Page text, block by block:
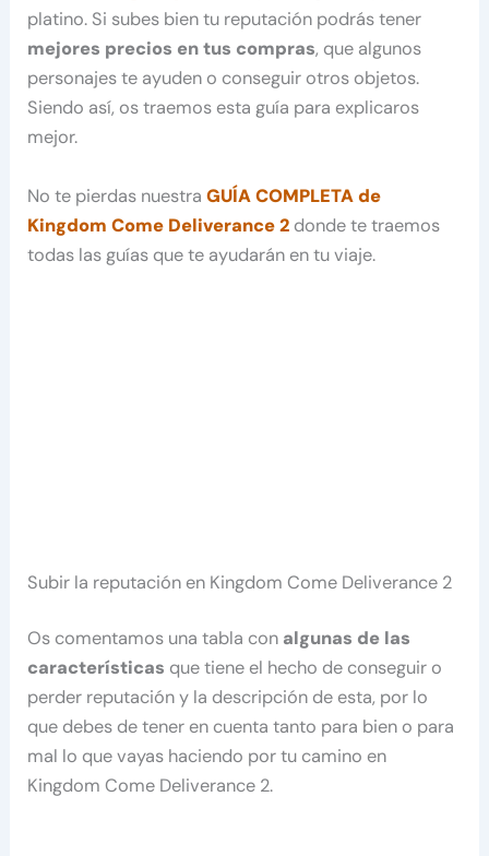
platino. Si subes bien tu reputación podrás tener
mejores precios en tus compras, que algunos
personajes te ayuden o conseguir otros objetos.
Siendo así, os traemos esta guía para explicaros
mejor.
No te pierdas nuestraGUÍA COMPLETA de
Kingdom Come Deliverance 2 donde te traemos
todas las guías que te ayudarán en tu viaje.
Subir la reputación en Kingdom Come Deliverance 2
Os comentamos una tabla con algunas de las
características que tiene el hecho de conseguir o
perder reputación y la descripción de esta, por lo
que debes de tener en cuenta tanto para bien o para
mal lo que vayas haciendo por tu camino en
Kingdom Come Deliverance 2.